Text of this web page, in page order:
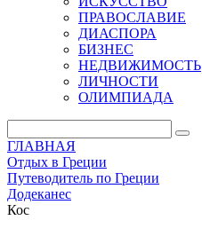
ПРАВОСЛАВИЕ
ДИАСПОРА
БИЗНЕС
НЕДВИЖИМОСТЬ
ЛИЧНОСТИ
ОЛИМПИАДА
ГЛАВНАЯ
Отдых в Греции
Путеводитель по Греции
Додеканес
Кос